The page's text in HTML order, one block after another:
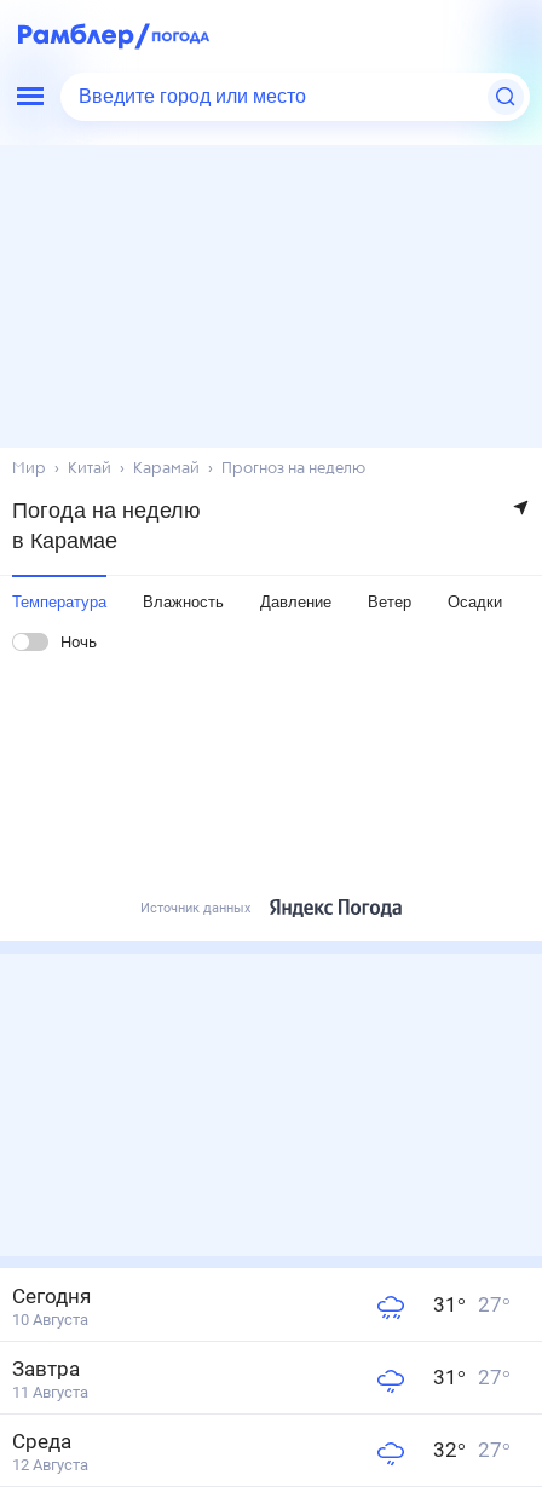
Введите город или место
Мир Китай Карамай Прогноз на неделю
Погода на неделю
в Карамае
Температура Влажность Давление Ветер Осадки
Ночь
Источник данных
Сегодня
10 Августа
31 ° 27°
Завтра
11 Августа
31 ° 27°
Среда
12 Августа
32° 27°